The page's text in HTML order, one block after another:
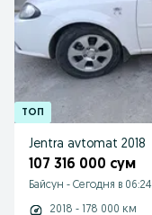
Jentra avtomat 2018
107 316 000 сум
Байсун - Сегодня в 06:24
2018 - 178 000 км